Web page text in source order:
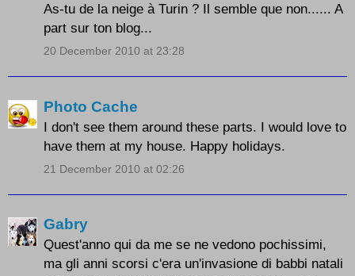
As-tu de la neige à Turin ? Il semble que non...... A
part sur ton blog...
20 December 2010 at 23:28
Photo Cache
I don't see them around these parts. I would love to
have them at my house. Happy holidays.
21 December 2010 at 02:26
Gabry
Quest'anno qui da me se ne vedono pochissimi,
ma gli anni scorsi c'era un'invasione di babbi natali